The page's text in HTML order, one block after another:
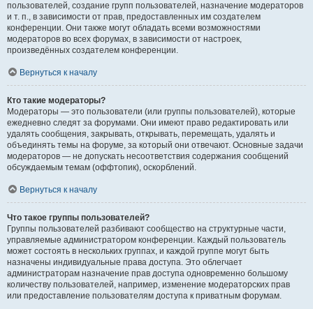
пользователей, создание групп пользователей, назначение модераторов
и т. п., в зависимости от прав, предоставленных им создателем
конференции. Они также могут обладать всеми возможностями
модераторов во всех форумах, в зависимости от настроек,
произведённых создателем конференции.
Вернуться к началу
Кто такие модераторы?
Модераторы — это пользователи (или группы пользователей), которые
ежедневно следят за форумами. Они имеют право редактировать или
удалять сообщения, закрывать, открывать, перемещать, удалять и
объединять темы на форуме, за который они отвечают. Основные задачи
модераторов — не допускать несоответствия содержания сообщений
обсуждаемым темам (оффтопик), оскорблений.
Вернуться к началу
Что такое группы пользователей?
Группы пользователей разбивают сообщество на структурные части,
управляемые администратором конференции. Каждый пользователь
может состоять в нескольких группах, и каждой группе могут быть
назначены индивидуальные права доступа. Это облегчает
администраторам назначение прав доступа одновременно большому
количеству пользователей, например, изменение модераторских прав
или предоставление пользователям доступа к приватным форумам.